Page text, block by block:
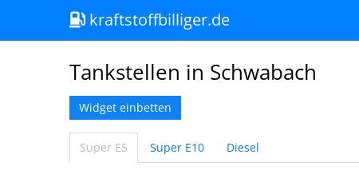
kraftstoffbilliger.de
Tankstellen in Schwabach
Widget einbetten
Super E5 Super E10 Diesel